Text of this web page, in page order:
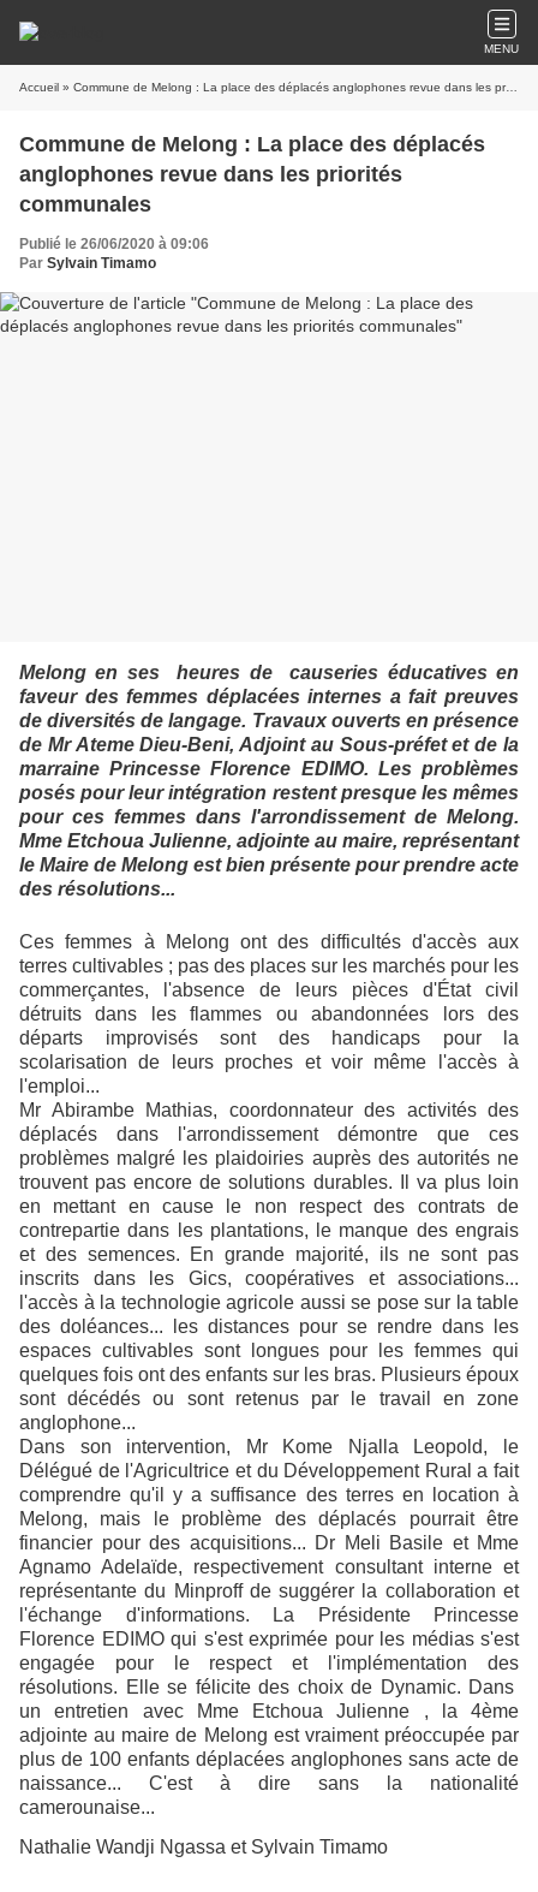
MENU
Accueil » Commune de Melong : La place des déplacés anglophones revue dans les priorités communales
Commune de Melong : La place des déplacés
anglophones revue dans les priorités
communales
Publié le 26/06/2020 à 09:06
Par Sylvain Timamo
Melong en ses heures de causeries éducatives en
faveur des femmes déplacées internes a fait preuves
de diversités de langage. Travaux ouverts en présence
de Mr Ateme Dieu-Beni, Adjoint au Sous-préfet et de la
marraine Princesse Florence EDIMO. Les problèmes
posés pour leur intégration restent presque les mêmes
pour ces femmes dans l'arrondissement de Melong.
Mme Etchoua Julienne, adjointe au maire, représentant
le Maire de Melong est bien présente pour prendre acte
des résolutions...
Ces femmes à Melong ont des difficultés d'accès aux
terres cultivables ; pas des places sur les marchés pour les
commerçantes, l'absence de leurs pièces d'État civil
détruits dans les flammes ou abandonnées lors des
départs improvisés sont des handicaps pour la
scolarisation de leurs proches et voir même l'accès à
l'emploi...
Mr Abirambe Mathias, coordonnateur des activités des
déplacés dans l'arrondissement démontre que ces
problèmes malgré les plaidoiries auprès des autorités ne
trouvent pas encore de solutions durables. Il va plus loin
en mettant en cause le non respect des contrats de
contrepartie dans les plantations, le manque des engrais
et des semences. En grande majorité, ils ne sont pas
inscrits dans les Gics, coopératives et associations...
l'accès à la technologie agricole aussi se pose sur la table
des doléances... les distances pour se rendre dans les
espaces cultivables sont longues pour les femmes qui
quelques fois ont des enfants sur les bras. Plusieurs époux
sont décédés ou sont retenus par le travail en zone
anglophone...
Dans son intervention, Mr Kome Njalla Leopold, le
Délégué de l'Agricultrice et du Développement Rural a fait
comprendre qu'il y a suffisance des terres en location à
Melong, mais le problème des déplacés pourrait être
financier pour des acquisitions... Dr Meli Basile et Mme
Agnamo Adelaïde, respectivement consultant interne et
représentante du Minproff de suggérer la collaboration et
l'échange d'informations. La Présidente Princesse
Florence EDIMO qui s'est exprimée pour les médias s'est
engagée pour le respect et l'implémentation des
résolutions. Elle se félicite des choix de Dynamic. Dans
un entretien avec Mme Etchoua Julienne , la 4ème
adjointe au maire de Melong est vraiment préoccupée par
plus de 100 enfants déplacées anglophones sans acte de
naissance... C'est à dire sans la nationalité
camerounaise...
Nathalie Wandji Ngassa et Sylvain Timamo